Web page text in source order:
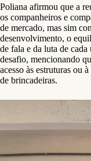
Poliana afirmou que a
os companheiros e
de mercado, mas sim
desenvolvimento, o
de fala e da luta de
desafio, mencionando
acesso às estruturas ou
de brincadeiras.